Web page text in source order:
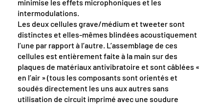
minimise les effets microphoniques et les
intermodulations.
Les deux cellules grave/médium et tweeter sont
distinctes et elles-mêmes blindées acoustiquement
l’une par rapport à l’autre. L’assemblage de ces
cellules est entièrement faite à la main sur des
plaques de matériaux antivibratoire et sont câblées «
en l’air » (tous les composants sont orientés et
soudés directement les uns aux autres sans
utilisation de circuit imprimé avec une soudure